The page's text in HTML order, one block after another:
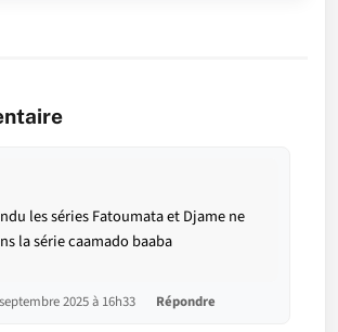
les séries Fatoumata et Djame ne
la série caamado baaba
2025 à 16h33 Répondre